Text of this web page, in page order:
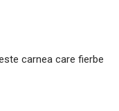
carnea care fierbe